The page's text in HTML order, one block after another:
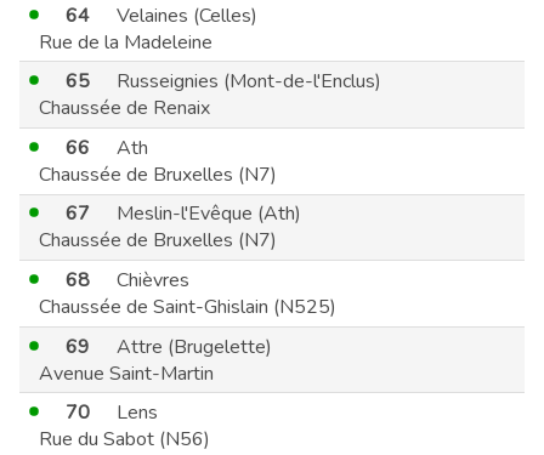
64
Velaines (Celles)
Rue de la Madeleine
65
Russeignies (Mont-de-l'Enclus)
Chaussée de Renaix
66
Ath
Chaussée de Bruxelles (N7)
67
Meslin-l'Evêque (Ath)
Chaussée de Bruxelles (N7)
68
Chièvres
Chaussée de Saint-Ghislain (N525)
69
Attre (Brugelette)
Avenue Saint-Martin
70
Lens
Rue du Sabot (N56)